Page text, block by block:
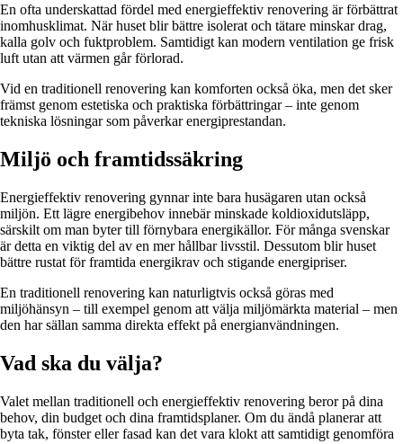
En ofta underskattad fördel med energieffektiv renovering är förbättrat
inomhusklimat. När huset blir bättre isolerat och tätare minskar drag,
kalla golv och fuktproblem. Samtidigt kan modern ventilation ge frisk
luft utan att värmen går förlorad.
Vid en traditionell renovering kan komforten också öka, men det sker
främst genom estetiska och praktiska förbättringar – inte genom
tekniska lösningar som påverkar energiprestandan.
Miljö och framtidssäkring
Energieffektiv renovering gynnar inte bara husägaren utan också
miljön. Ett lägre energibehov innebär minskade koldioxidutsläpp,
särskilt om man byter till förnybara energikällor. För många svenskar
är detta en viktig del av en mer hållbar livsstil. Dessutom blir huset
bättre rustat för framtida energikrav och stigande energipriser.
En traditionell renovering kan naturligtvis också göras med
miljöhänsyn – till exempel genom att välja miljömärkta material – men
den har sällan samma direkta effekt på energianvändningen.
Vad ska du välja?
Valet mellan traditionell och energieffektiv renovering beror på dina
behov, din budget och dina framtidsplaner. Om du ändå planerar att
byta tak, fönster eller fasad kan det vara klokt att samtidigt genomföra